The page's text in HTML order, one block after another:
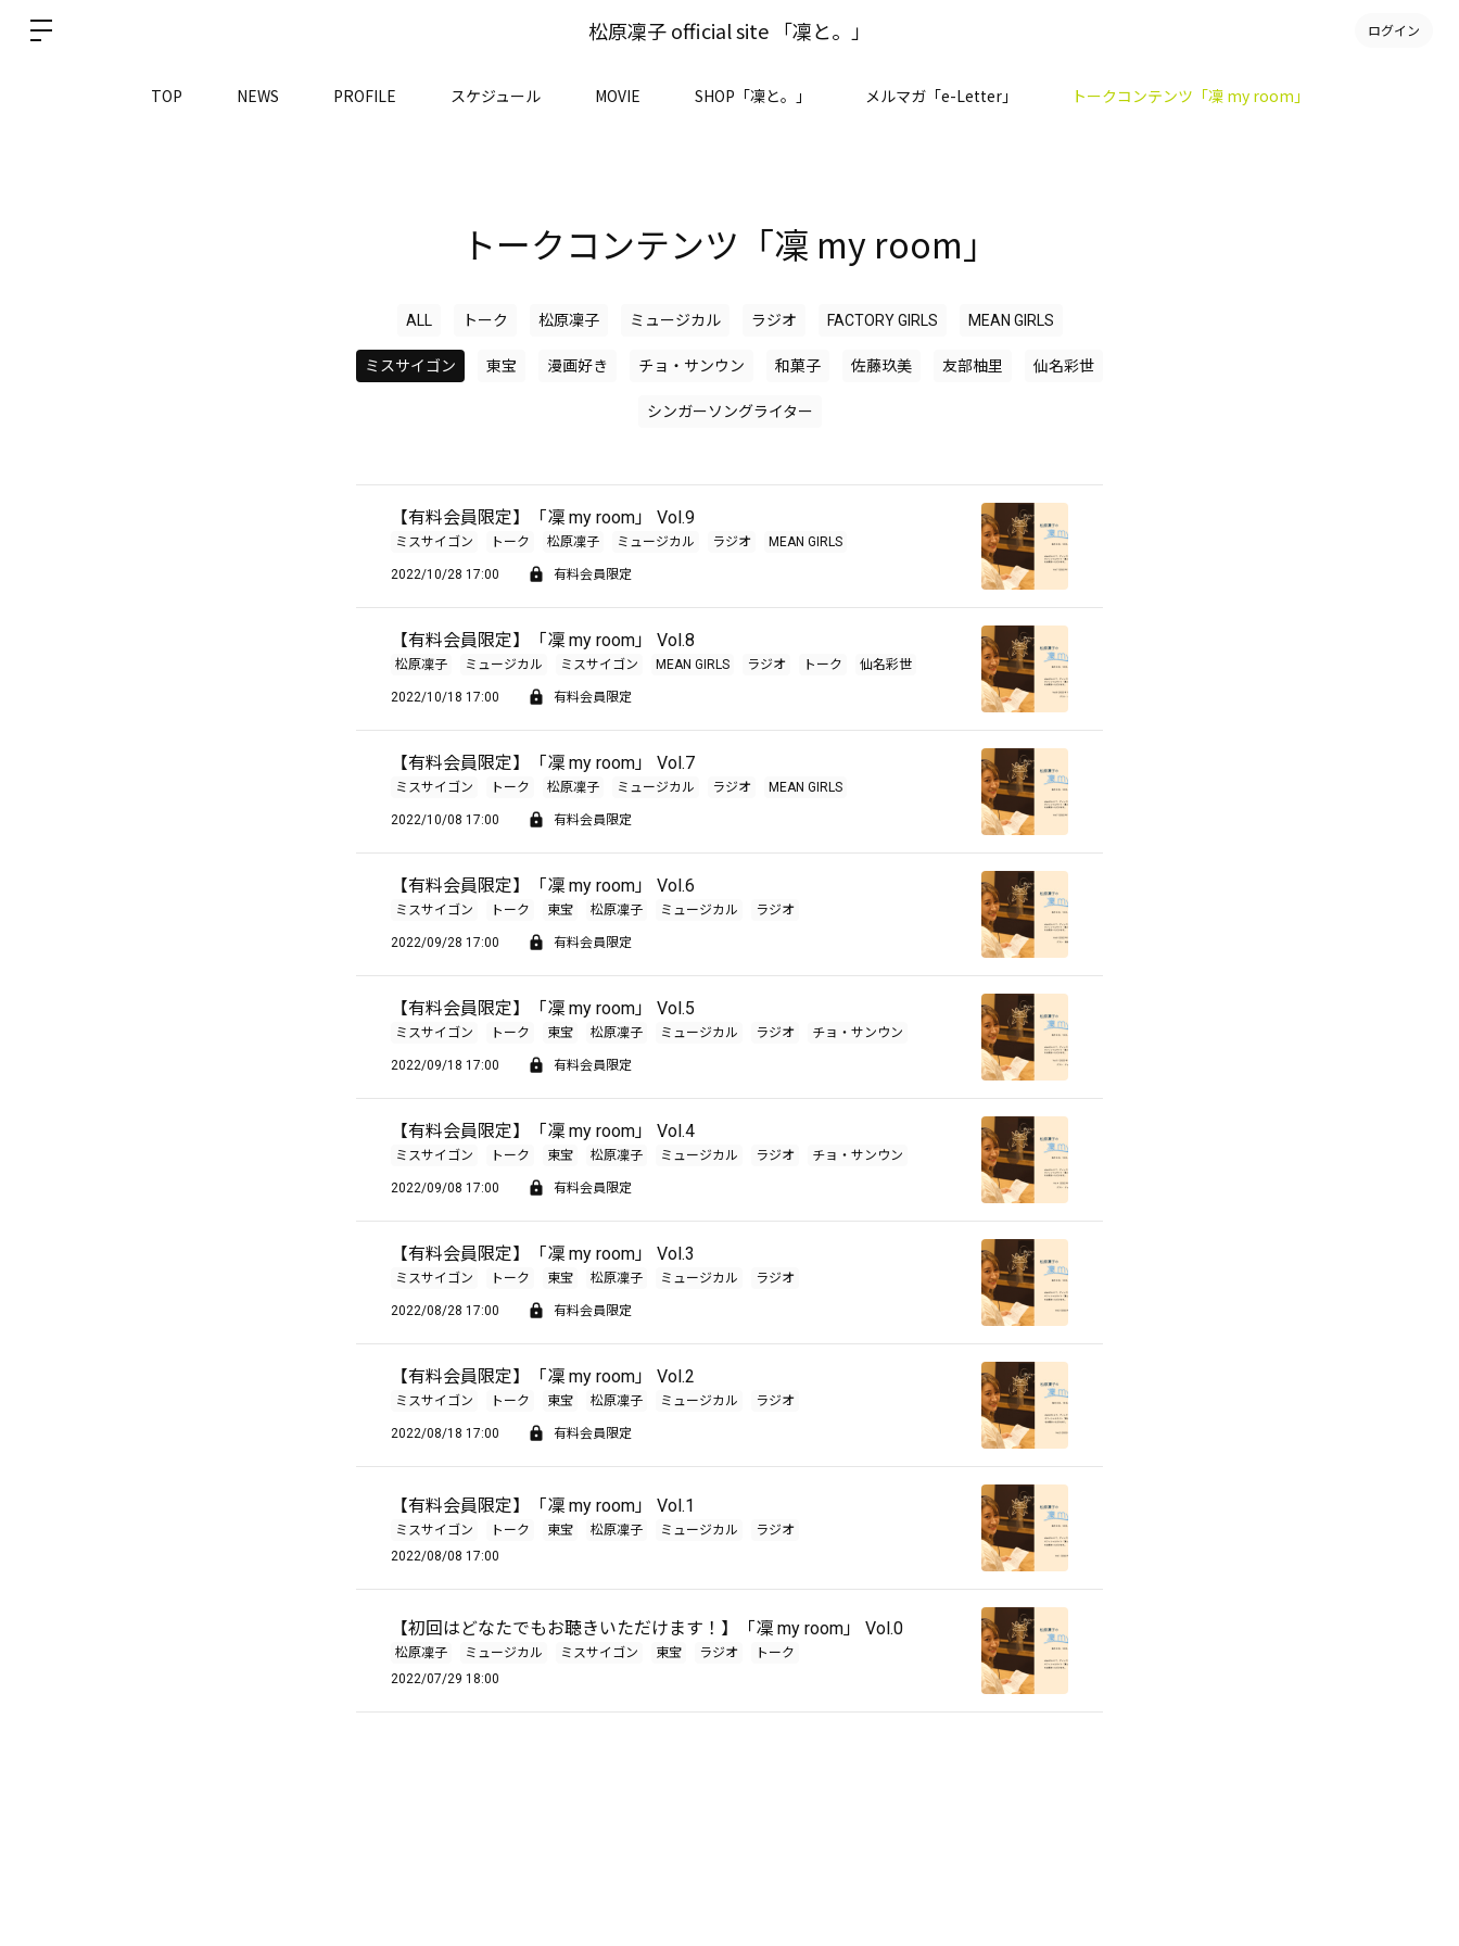
松原凜子 official site 「凜と。」 ログイン
TOP NEWS PROFILE スケジュール MOVIE SHOP「凜と。」 メルマガ「e-Letter」 トークコンテンツ「凜 my room」
トークコンテンツ「凜 my room」
ALL トーク 松原凜子 ミュージカル ラジオ FACTORY GIRLS MEAN GIRLS
ミスサイゴン 東宝 漫画好き チョ・サンウン 和菓子 佐藤玖美 友部柚里 仙名彩世
シンガーソングライター
【有料会員限定】「凜 my room」 Vol.9
ミスサイゴン トーク 松原凜子 ミュージカル ラジオ MEAN GIRLS
2022/10/28 17:00 有料会員限定
【有料会員限定】「凜 my room」 Vol.8
松原凜子 ミュージカル ミスサイゴン MEAN GIRLS ラジオ トーク 仙名彩世
2022/10/18 17:00 有料会員限定
【有料会員限定】「凜 my room」 Vol.7
ミスサイゴン トーク 松原凜子 ミュージカル ラジオ MEAN GIRLS
2022/10/08 17:00 有料会員限定
【有料会員限定】「凜 my room」 Vol.6
ミスサイゴン トーク 東宝 松原凜子 ミュージカル ラジオ
2022/09/28 17:00 有料会員限定
【有料会員限定】「凜 my room」 Vol.5
ミスサイゴン トーク 東宝 松原凜子 ミュージカル ラジオ チョ・サンウン
2022/09/18 17:00 有料会員限定
【有料会員限定】「凜 my room」 Vol.4
ミスサイゴン トーク 東宝 松原凜子 ミュージカル ラジオ チョ・サンウン
2022/09/08 17:00 有料会員限定
【有料会員限定】「凜 my room」 Vol.3
ミスサイゴン トーク 東宝 松原凜子 ミュージカル ラジオ
2022/08/28 17:00 有料会員限定
【有料会員限定】「凜 my room」 Vol.2
ミスサイゴン トーク 東宝 松原凜子 ミュージカル ラジオ
2022/08/18 17:00 有料会員限定
【有料会員限定】「凜 my room」 Vol.1
ミスサイゴン トーク 東宝 松原凜子 ミュージカル
ラジオ
2022/08/08 17:00
【初回はどなたでもお聴きいただけます！】「凜 my room」 Vol.0
松原凜子 ミュージカル ミスサイゴン 東宝 ラジオ
トーク
2022/07/29 18:00